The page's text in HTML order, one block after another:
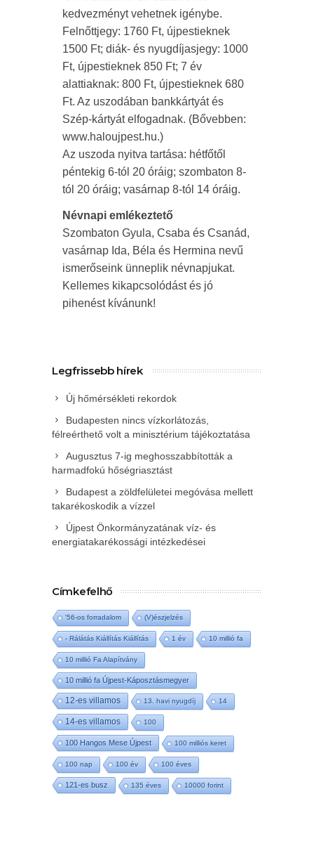
kedvezményt vehetnek igénybe.
Felnőttjegy: 1760 Ft, újpestieknek
1500 Ft; diák- és nyugdíjasjegy: 1000
Ft, újpestieknek 850 Ft; 7 év
alattiaknak: 800 Ft, újpestieknek 680
Ft. Az uszodában bankkártyát és
Szép-kártyát elfogadnak. (Bővebben:
www.haloujpest.hu.)
Az uszoda nyitva tartása: hétfőtől
péntekig 6-tól 20 óráig; szombaton 8-
tól 20 óráig; vasárnap 8-tól 14 óráig.
Névnapi emlékeztető
Szombaton Gyula, Csaba és Csanád,
vasárnap Ida, Béla és Hermina nevű
ismerőseink ünneplik névnapjukat.
Kellemes kikapcsolódást és jó
pihenést kívánunk!
Legfrissebb hírek
Új hőmérsékleti rekordok
Budapesten nincs vízkorlátozás,
félreérthető volt a minisztérium tájékoztatása
Augusztus 7-ig meghosszabbították a
harmadfokú hőségriasztást
Budapest a zöldfelületei megóvása mellett
takarékoskodik a vízzel
Újpest Önkormányzatának víz- és
energiatakarékossági intézkedései
Címkefelhő
'56-os forradalom (V)észjelzés
- Rálátás Kiállítás Kiállítás 1 év 10 millió fa
10 millió Fa Alapítvány
10 millió fa Újpest-Káposztásmegyer
12-es villamos 13. havi nyugdíj 14
14-es villamos 100
100 Hangos Mese Újpest 100 milliós keret
100 nap 100 év 100 éves
121-es busz 135 éves 10000 forint